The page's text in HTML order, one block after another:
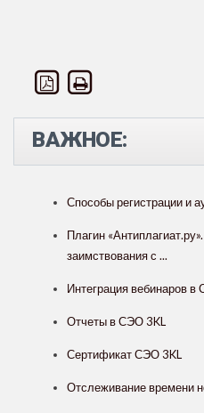
ВАЖНОЕ:
Способы регистрации и
Плагин
заимствования с ...
Интеграция вебинаров в
Отчеты в СЭО 3KL
Сертификат СЭО 3KL
Отслеживание времени